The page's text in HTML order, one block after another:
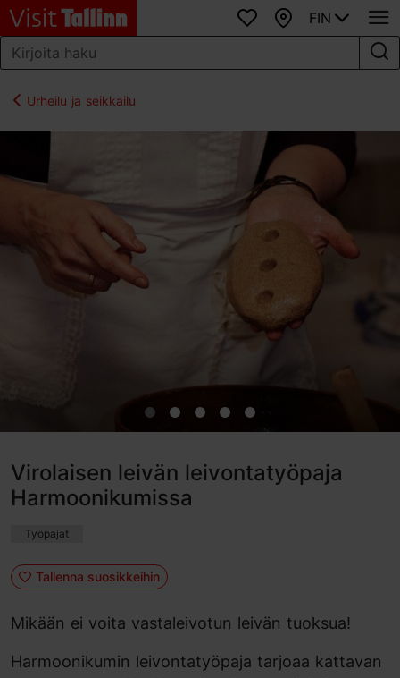
SuosikitKartta
FIN
Urheilu ja seikkailu
Virolaisen leivän leivontatyöpaja
Harmoonikumissa
Työpajat
Tallenna suosikkeihin
Mikään ei voita vastaleivotun leivän tuoksua!
Harmoonikumin leivontatyöpaja tarjoaa kattavan